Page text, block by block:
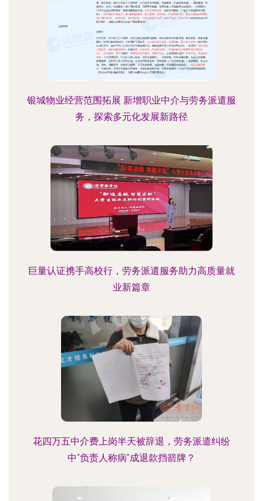
银城物业经营范围拓展 新增职业中介与劳务派遣服
务，探索多元化发展新路径
巨量认证携手高校行，劳务派遣服务助力高质量就
业新篇章
花四万五中介费上岗半天被辞退，劳务派遣纠纷
中“负责人称病”成退款挡箭牌？